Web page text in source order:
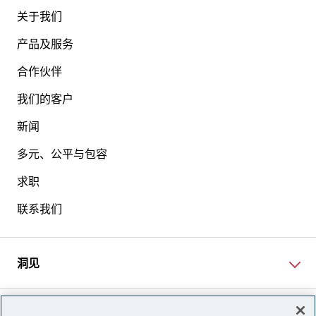
关于我们
产品及服务
合作伙伴
我们的客户
新闻
多元、公平与包容
求职
联系我们
洞见